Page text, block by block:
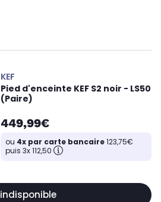
KEF
Pied d'enceinte KEF S2 noir - LS50
(Paire)
449,99€
ou 4x par carte bancaire123,75€
puis 3x 112,50
indisponible